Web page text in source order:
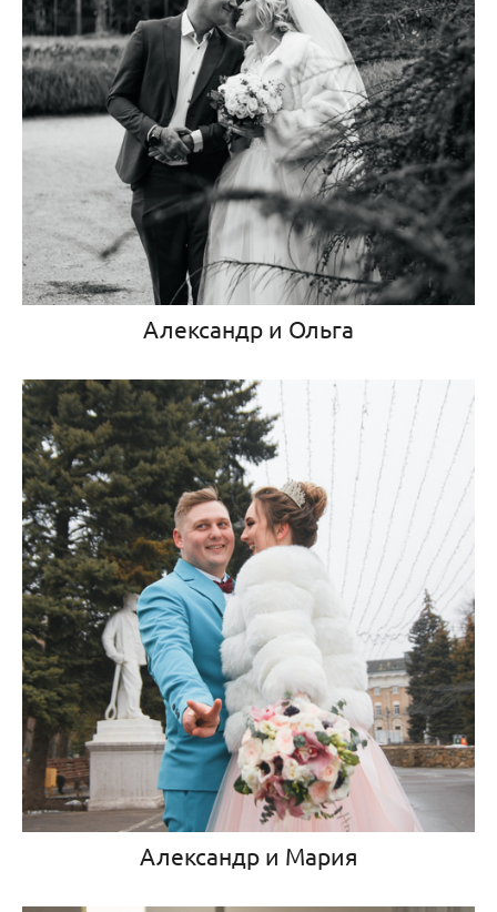
Александр и Ольга
Александр и Мария